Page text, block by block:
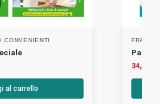
CONVENIENTI
al carrello
Pack –
34,90